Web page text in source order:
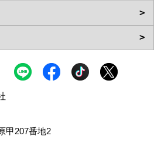
甲207番地2